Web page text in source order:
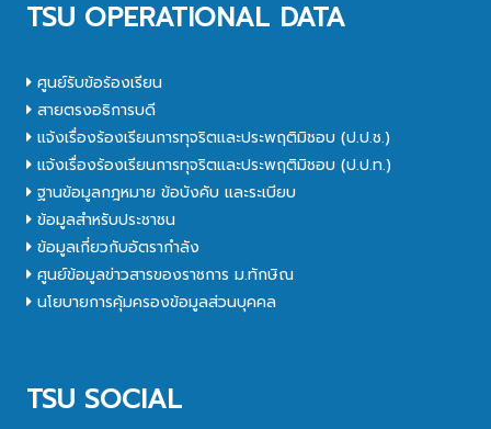
TSU OPERATIONAL DATA
ศูนย์รับข้อร้องเรียน
สายตรงอธิการบดี
แจ้งเรื่องร้องเรียนการทุจริตและประพฤติมิชอบ (ป.ป.ช.)
แจ้งเรื่องร้องเรียนการทุจริตและประพฤติมิชอบ (ป.ป.ท.)
ฐานข้อมูลกฎหมาย ข้อบังคับ และระเบียบ
ข้อมูลสำหรับประชาชน
ข้อมูลเกี่ยวกับอัตรากำลัง
ศูนย์ข้อมูลข่าวสารของราชการ ม.ทักษิณ
นโยบายการคุ้มครองข้อมูลส่วนบุคคล
TSU SOCIAL